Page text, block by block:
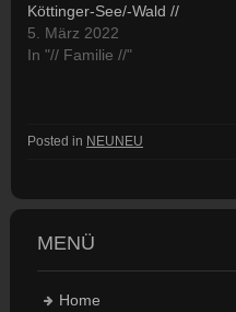
Köttinger-See/-Wald //
5. März 2022
In "// Familie //"
Posted in NEUNEU
MENÜ
Home